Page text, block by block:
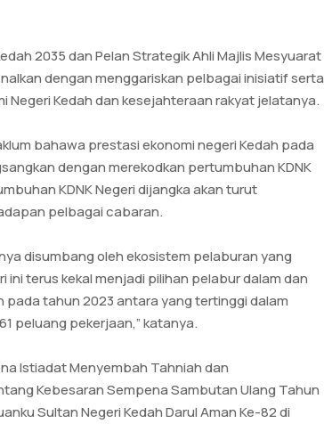
2035 dan Pelan Strategik Ahli Majlis Mesyuarat
dengan menggariskan pelbagai inisiatif serta
Kedah dan kesejahteraan rakyat jelatanya.
bahawa prestasi ekonomi negeri Kedah pada
dengan merekodkan pertumbuhan KDNK
KDNK Negeri dijangka akan turut
pelbagai cabaran.
disumbang oleh ekosistem pelaburan yang
terus kekal menjadi pilihan pelabur dalam dan
tahun 2023 antara yang tertinggi dalam
peluang pekerjaan,” katanya.
Istiadat Menyembah Tahniah dan
Kebesaran Sempena Sambutan Ulang Tahun
Sultan Negeri Kedah Darul Aman Ke-82 di